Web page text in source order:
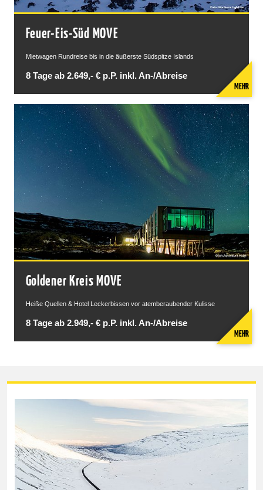
Feuer-Eis-Süd MOVE
Mietwagen Rundreise bis in die äußerste Südspitze Islands
8 Tage ab 2.649,- € p.P. inkl. An-/Abreise
MEHR
Goldener Kreis MOVE
Heiße Quellen & Hotel Leckerbissen vor atemberaubender Kulisse
8 Tage ab 2.949,- € p.P. inkl. An-/Abreise
MEHR